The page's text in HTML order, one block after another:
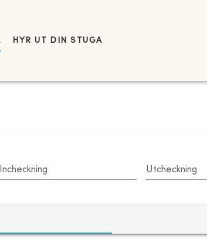
HYR UT DIN STUGA
Incheckning Utcheckning